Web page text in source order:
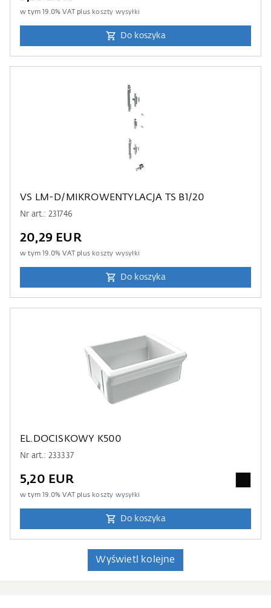
w tym19.0% VAT plus koszty wysyłki
Do koszyka
VS LM-D/MIKROWENTYLACJA TS B1/20
Nr art.: 231746
20,29 EUR
w tym19.0% VAT plus koszty wysyłki
Do koszyka
EL.DOCISKOWY K500
Nr art.: 233337
5,20 EUR
w tym19.0% VAT plus koszty wysyłki
Do koszyka
Wyświetl kolejne